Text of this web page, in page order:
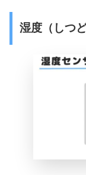
湿度（しつ